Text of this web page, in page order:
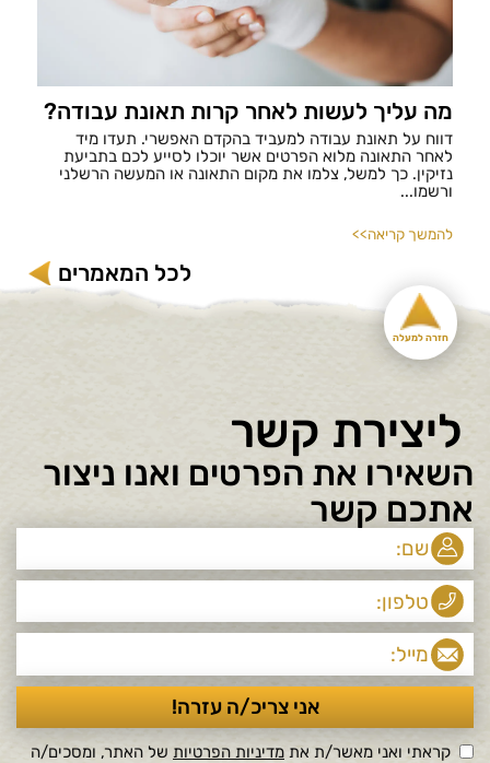
מה עליך לעשות לאחר קרות תאונת עבודה?
דווח על תאונת עבודה למעביד בהקדם האפשרי. תעדו מיד
לאחר התאונה מלוא הפרטים אשר יוכלו לסייע לכם בתביעת
נזיקין. כך למשל, צלמו את מקום התאונה או המעשה הרשלני
ורשמו...
להמשך קריאה>>
לכל המאמרים
חזרה למעלה
ליצירת קשר
השאירו את הפרטים ואנו ניצור
אתכם קשר
קראתי ואני מאשר/ת את מדיניות הפרטיות של האתר, ומסכים/ה